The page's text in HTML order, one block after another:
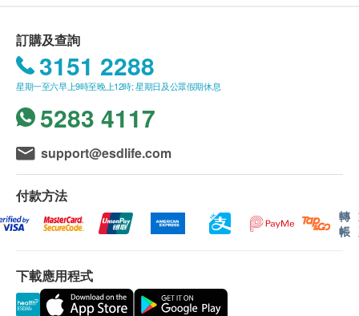
若經醫護人員評估後，客戶並不適合進行疫苗注射，將
需支付診症費用HKD300，餘下差額將會退回。
如有爭議，Hello Kitty 健康中心保留最後決定權。
所有疫苗注射計劃並非作為醫務診斷或治療用途。
免責聲明：
下身體健康出現任何疾病徵兆時，應立即諮詢有認可資
格的醫生，作出診斷及治療。
本服務/產品由商戶提供。生活易【健康網購
health.ESDlife】並沒有經營或提供本服務/產品。有關
此服務/產品的錯漏或延誤，或因使用此服務/產品而引
health.ESDlife概不負責。一切有關的索償或查詢，須
向提供服務之體檢中心或商戶提出。
香港九龍尖沙咀東 麼地道62號永安廣場1樓108室
顯示地圖
服務時間:
星期一至六 : 9:30a.m – 6:30p.m.
星期日及公眾假期 : 休息
訂購及查詢
3151 2288
星期一至六早上9時至晚上12時; 星期日及公眾假期休息
5283 4117
support@esdlife.com
付款方法
轉
帳
下載應用程式